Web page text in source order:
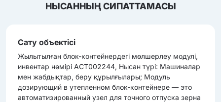
НЫСАННЫҢ СИПАТТАМАСЫ
Сату объектісі
Жылытылған блок-контейнердегі мөлшерлеу модулі,
инвентар нөмірі АСТ002244, Нысан түрі: Машиналар
мен жабдықтар, беру құрылғылары; Модуль
дозирующий в утепленном блок-контейнере — это
автоматизированный узел для точного отпуска зерна